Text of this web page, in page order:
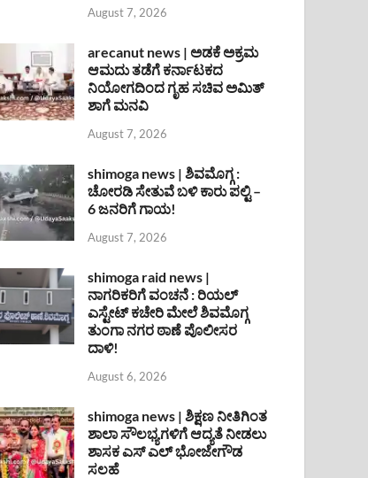
August 7, 2026
arecanut news | ಅಡಕೆ ಅಕ್ರಮ
ಆಮದು ತಡೆಗೆ ಕರ್ನಾಟಕದ
ನಿಯೋಗದಿಂದ ಗೃಹ ಸಚಿವ ಅಮಿತ್
ಶಾಗೆ ಮನವಿ
August 7, 2026
shimoga news | ಶಿವಮೊಗ್ಗ :
ಚೋರಡಿ ಸೇತುವೆ ಬಳಿ ಕಾರು ಪಲ್ಟಿ –
6 ಜನರಿಗೆ ಗಾಯ!
August 7, 2026
shimoga raid news |
ನಾಗರಿಕರಿಗೆ ವಂಚನೆ : ರಿಯಲ್
ಎಸ್ಟೇಟ್ ಕಚೇರಿ ಮೇಲೆ ಶಿವಮೊಗ್ಗ
ತುಂಗಾ ನಗರ ಠಾಣೆ ಪೊಲೀಸರ
ದಾಳಿ!
August 6, 2026
shimoga news | ಶಿಕ್ಷಣ ನೀತಿಗಿಂತ
ಶಾಲಾ ಸೌಲಭ್ಯಗಳಿಗೆ ಆದ್ಯತೆ ನೀಡಲು
ಶಾಸಕ ಎಸ್ ಎಲ್ ಭೋಜೇಗೌಡ
ಸಲಹೆ